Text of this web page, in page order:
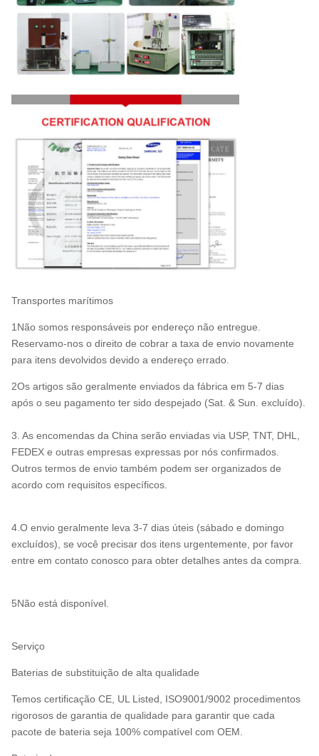
Transportes marítimos
1Não somos responsáveis por endereço não entregue.
Reservamo-nos o direito de cobrar a taxa de envio novamente
para itens devolvidos devido a endereço errado.
2Os artigos são geralmente enviados da fábrica em 5-7 dias
após o seu pagamento ter sido despejado (Sat. & Sun. excluído).
3. As encomendas da China serão enviadas via USP, TNT, DHL,
FEDEX e outras empresas expressas por nós confirmados.
Outros termos de envio também podem ser organizados de
acordo com requisitos específicos.
4.O envio geralmente leva 3-7 dias úteis (sábado e domingo
excluídos), se você precisar dos itens urgentemente, por favor
entre em contato conosco para obter detalhes antes da compra.
5Não está disponível.
Serviço
Baterias de substituição de alta qualidade
Temos certificação CE, UL Listed, ISO9001/9002 procedimentos
rigorosos de garantia de qualidade para garantir que cada
pacote de bateria seja 100% compatível com OEM.